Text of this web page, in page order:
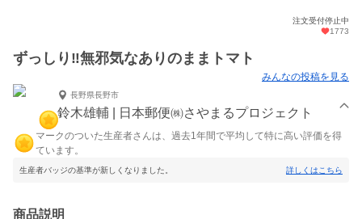
注文受付停止中
1773
ずっしり‼️無邪気なありのままトマト
みんなの投稿を見る
長野県長野市
鈴木雄輔 | 日本郵便㈱さやまるプロジェクト
マークのついた生産者さんは、過去1年間で平均して特に高い評価を得
ています。
生産者バッジの基準が新しくなりました。 詳しくはこちら
商品説明